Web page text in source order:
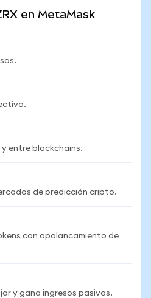
en MetaMask
y entre blockchains.
de predicción cripto.
con apalancamiento de
y gana ingresos pasivos.